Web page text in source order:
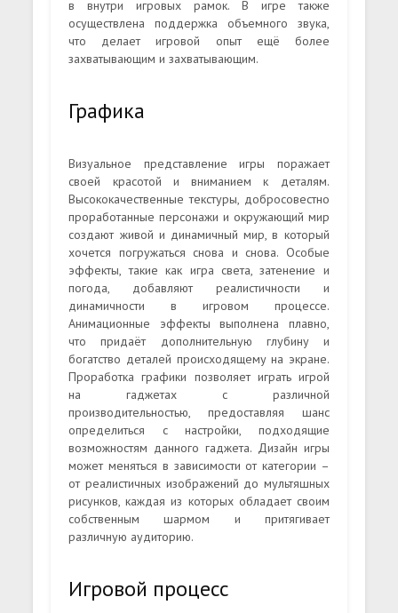
в внутри игровых рамок. В игре также
осуществлена поддержка объемного звука,
что делает игровой опыт ещё более
захватывающим и захватывающим.
Графика
Визуальное представление игры поражает
своей красотой и вниманием к деталям.
Высококачественные текстуры, добросовестно
проработанные персонажи и окружающий мир
создают живой и динамичный мир, в который
хочется погружаться снова и снова. Особые
эффекты, такие как игра света, затенение и
погода, добавляют реалистичности и
динамичности в игровом процессе.
Анимационные эффекты выполнена плавно,
что придаёт дополнительную глубину и
богатство деталей происходящему на экране.
Проработка графики позволяет играть игрой
на гаджетах с различной
производительностью, предоставляя шанс
определиться с настройки, подходящие
возможностям данного гаджета. Дизайн игры
может меняться в зависимости от категории –
от реалистичных изображений до мультяшных
рисунков, каждая из которых обладает своим
собственным шармом и притягивает
различную аудиторию.
Игровой процесс